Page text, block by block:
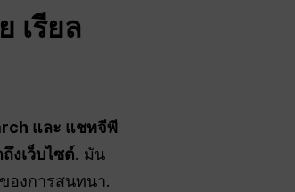
เรียล
และ แชทจีพี
ถึงเว็บไซต์. มัน
องการสนทนา.